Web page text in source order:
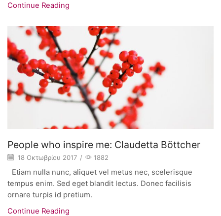
Continue Reading
People who inspire me: Claudetta Böttcher
18 Οκτωβρίου 2017 / 1882
Etiam nulla nunc, aliquet vel metus nec, scelerisque
tempus enim. Sed eget blandit lectus. Donec facilisis
ornare turpis id pretium.
Continue Reading